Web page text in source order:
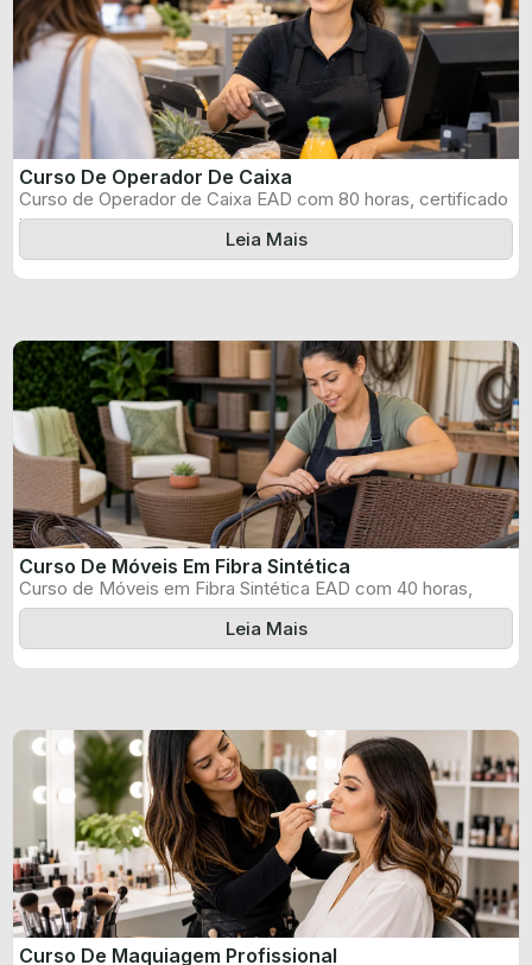
Curso De Operador De Caixa
Curso de Operador de Caixa EAD com 80 horas, certificado
informado pelo produtor ...
Leia Mais
Curso De Móveis Em Fibra Sintética
Curso de Móveis em Fibra Sintética EAD com 40 horas,
certificado informado pelo ...
Leia Mais
Curso De Maquiagem Profissional